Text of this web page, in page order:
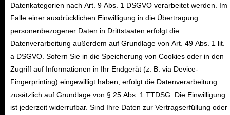
Datenkategorien nach Art. 9 Abs. 1 DSGVO verarbeitet werden. Im
Falle einer ausdrücklichen Einwilligung in die Übertragung
personenbezogener Daten in Drittstaaten erfolgt die
Datenverarbeitung außerdem auf Grundlage von Art. 49 Abs. 1 lit.
a DSGVO. Sofern Sie in die Speicherung von Cookies oder in den
Zugriff auf Informationen in Ihr Endgerät (z. B. via Device-
Fingerprinting) eingewilligt haben, erfolgt die Datenverarbeitung
zusätzlich auf Grundlage von § 25 Abs. 1 TTDSG. Die Einwilligung
ist jederzeit widerrufbar. Sind Ihre Daten zur Vertragserfüllung oder